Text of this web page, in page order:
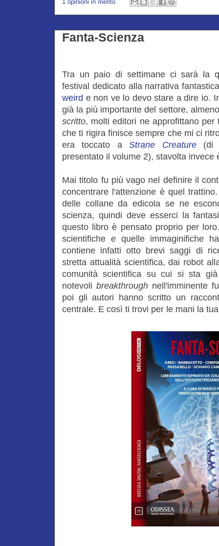
1 opinioni in merito
Fanta-Scienza
Tra un paio di settimane ci sarà la
festival dedicato alla narrativa
weird e non ve lo devo stare a dire io.
già la più importante del settore,
scritto, molti editori ne approfittano
che ti rigira finisce sempre che mi ci
era toccato aStrane Creature(di
presentato il volume 2), stavolta invece
Mai titolo fu più vago nel definire il
concentrare l'attenzione è quel
delle collane da edicola se ne
scienza, quindi deve esserci la
questo libro è pensato proprio per
scientifiche e quelle immaginifiche
contiene infatti otto brevi saggi di
stretta attualità scientifica, dai robot
comunità scientifica su cui si sta
notevoli breakthrough nell'imminente
poi gli autori hanno scritto un
centrale. E così ti trovi per le mani la